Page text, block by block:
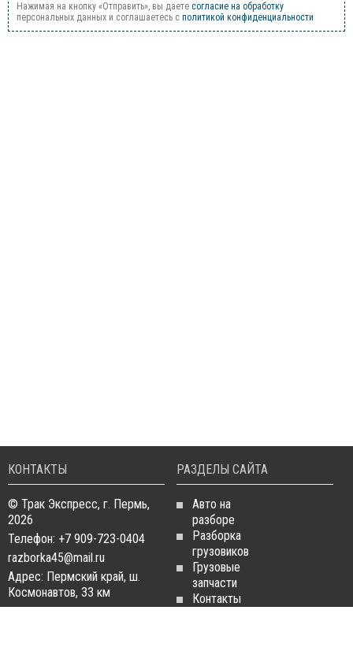
Нажимая на кнопку «Отправить», вы даете согласие на обработку
персональных данных и соглашаетесь c политикой конфиденциальности
КОНТАКТЫ
© Трак Экспресс, г. Пермь,
2026
Телефон: +7 909-723-0404
razborka45@mail.ru
Адрес: Пермский край, ш.
Космонавтов, 33 км
РАЗДЕЛЫ САЙТА
Авто на
разборе
Разборка
грузовиков
Грузовые
запчасти
Контакты